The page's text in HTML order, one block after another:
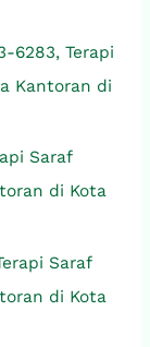
6283, Terapi
Kantoran di
Saraf
di Kota
Saraf
di Kota